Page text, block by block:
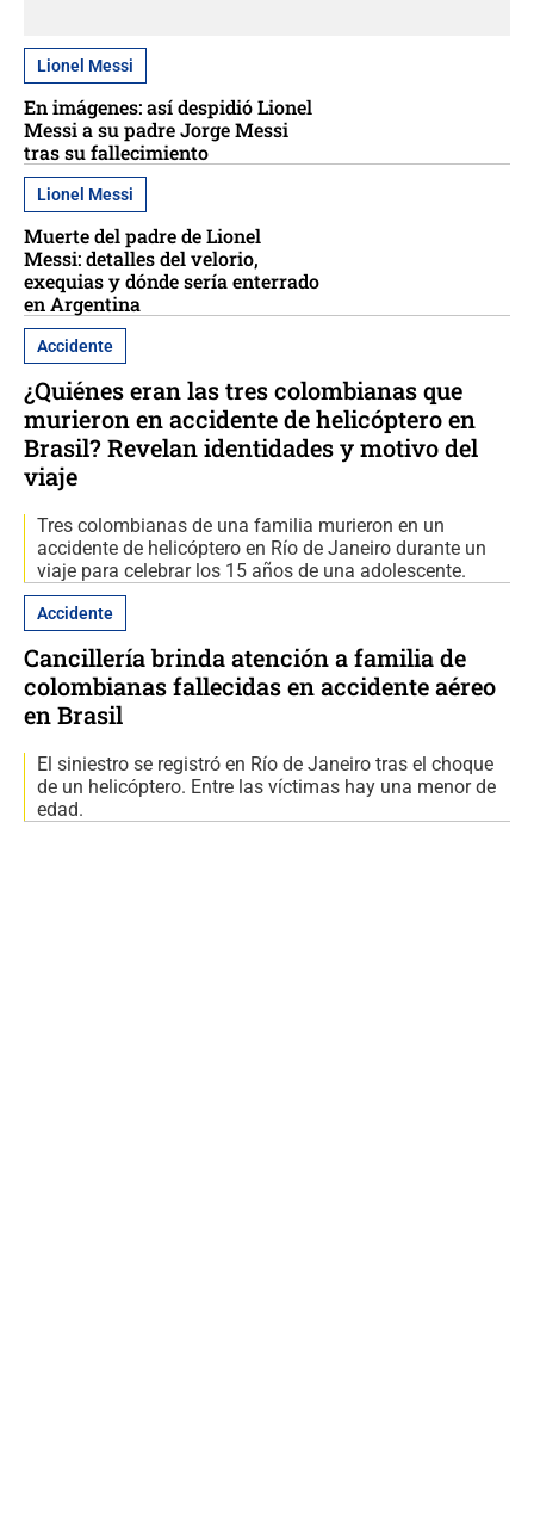
Lionel Messi
En imágenes: así despidió Lionel
Messi a su padre Jorge Messi
tras su fallecimiento
Lionel Messi
Muerte del padre de Lionel
Messi: detalles del velorio,
exequias y dónde sería enterrado
en Argentina
Accidente
¿Quiénes eran las tres colombianas que
murieron en accidente de helicóptero en
Brasil? Revelan identidades y motivo del
viaje
Tres colombianas de una familia murieron en un
accidente de helicóptero en Río de Janeiro durante un
viaje para celebrar los 15 años de una adolescente.
Accidente
Cancillería brinda atención a familia de
colombianas fallecidas en accidente aéreo
en Brasil
El siniestro se registró en Río de Janeiro tras el choque
de un helicóptero. Entre las víctimas hay una menor de
edad.